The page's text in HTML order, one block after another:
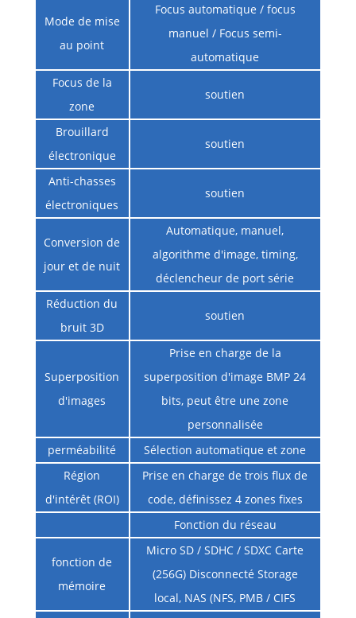
Mode de mise
au point
Focus automatique / focus
manuel / Focus semi-
automatique
Focus de la
zone
soutien
Brouillard
électronique
soutien
Anti-chasses
électroniques
soutien
Conversion de
jour et de nuit
Automatique, manuel,
algorithme d'image, timing,
déclencheur de port série
Réduction du
bruit 3D
soutien
Superposition
d'images
Prise en charge de la
superposition d'image BMP 24
bits, peut être une zone
personnalisée
perméabilité
Sélection automatique et zone
Région
d'intérêt (ROI)
Prise en charge de trois flux de
code, définissez 4 zones fixes
Fonction du réseau
fonction de
mémoire
Micro SD / SDHC / SDXC Carte
(256G) Disconnecté Storage
local, NAS (NFS, PMB / CIFS